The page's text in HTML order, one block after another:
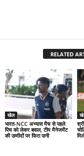
RELATED
खेल
भारत-NCC अभ्यास मैच से पहले
पिच को लेकर बवाल, टीम मैनेजमेंट
की उम्मीदों पर फिरा पानी